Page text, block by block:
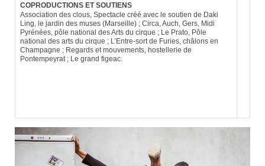
COPRODUCTIONS ET SOUTIENS
Association des clous, Spectacle créé avec le soutien de Daki
Ling, le jardin des muses (Marseille) ; Circa, Auch, Gers, Midi
Pyrénées, pôle national des Arts du cirque ; Le Prato, Pôle
national des arts du cirque ; L’Entre-sort de Furies, châlons en
Champagne ; Regards et mouvements, hostellerie de
Pontempeyrat ; Le grand figeac.